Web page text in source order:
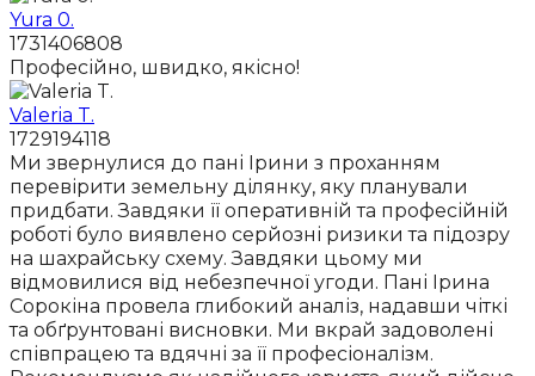
Yura 0.
1731406808
Професійно, швидко, якісно!
Valeria T.
1729194118
Ми звернулися до пані Ірини з проханням
перевірити земельну ділянку, яку планували
придбати. Завдяки її оперативній та професійній
роботі було виявлено серйозні ризики та підозру
на шахрайську схему. Завдяки цьому ми
відмовилися від небезпечної угоди. Пані Ірина
Сорокіна провела глибокий аналіз, надавши чіткі
та обґрунтовані висновки. Ми вкрай задоволені
співпрацею та вдячні за її професіоналізм.